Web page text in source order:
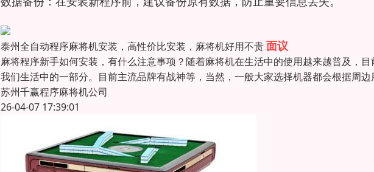
泰州全自动程序麻将机安装，高性价比安装，麻将机好用不贵面议
麻将程序新手如何安装，有什么注意事项？随着麻将机在生活中的使用越来越普及，
我们生活中的一部分。目前主流品牌有战神等，当然，一般大家选择机器都会根据周
苏州千赢程序麻将机公司
26-04-07 17:39:01